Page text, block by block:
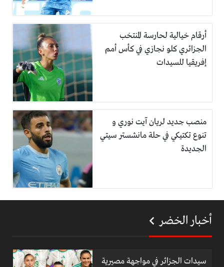
أرقام خيالية لحارسة المنتخب
الجزائري كلو نجازي في كأس أمم
إفريقيا للسيدات
منصب جديد لريان آيت نوري و
تنوع تكتيكي في حلة مانشستر سيتي
الجديدة
أخبار الخضر
سيدات الجزائر في مواجهة مصيرية